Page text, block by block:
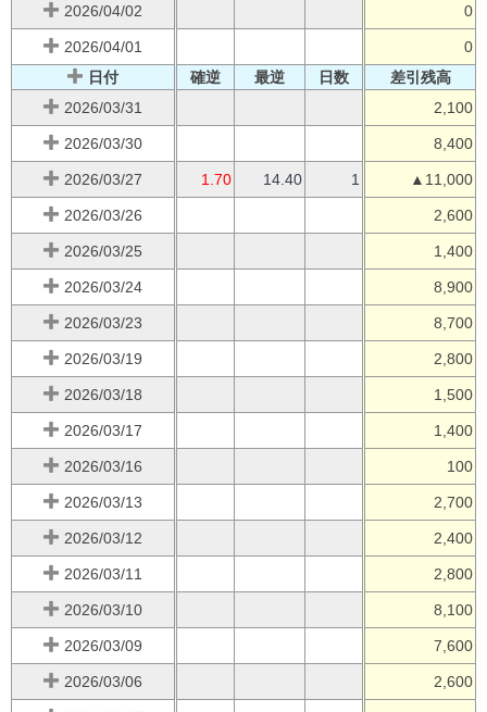
2026/04/02 0
2026/04/01
0
日付
確逆 最逆 日数
差引残高
2026/03/31
2,100
2026/03/30 8,400
2026/03/27 1.70 14.40 1 ▲11,000
2026/03/26 2,600
2026/03/25 1,400
2026/03/24 8,900
2026/03/23 8,700
2026/03/19 2,800
2026/03/18 1,500
2026/03/17 1,400
2026/03/16 100
2026/03/13 2,700
2026/03/12 2,400
2026/03/11 2,800
2026/03/10 8,100
2026/03/09 7,600
2026/03/06 2,600